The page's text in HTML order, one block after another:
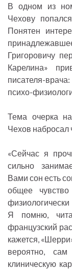
В одном из
Чехову
Понятен
Григоровичу
Карелина»
писателя-
психо-
Тема очерка
Чехов набросал
«Сейчас я
сильно
Вами сон есть
общее
Я помню,
французский
кажется,
вероятно,
клиническую